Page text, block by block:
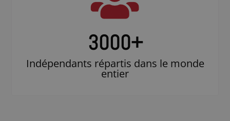
3000+
Indépendants répartis dans le monde
entier